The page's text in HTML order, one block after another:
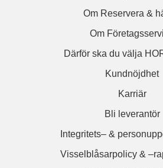
Om Reservera &
Om
Därför ska du välja
Kundnöjdhet
Karriär
Bli leverantör
Integritets– &
Visselblåsarpolicy &